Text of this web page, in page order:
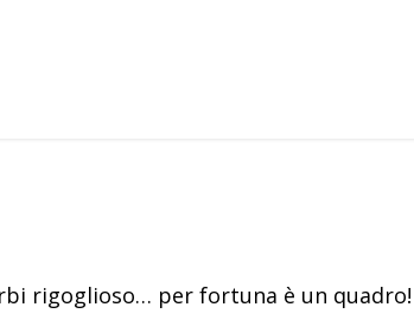
rigoglioso… per fortuna è un quadro!